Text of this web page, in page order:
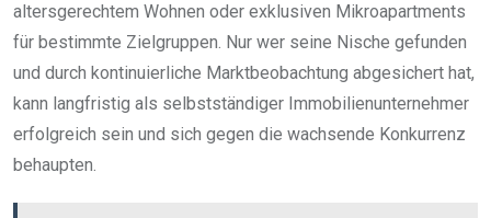
altersgerechtem Wohnen oder exklusiven Mikroapartments
für bestimmte Zielgruppen. Nur wer seine Nische gefunden
und durch kontinuierliche Marktbeobachtung abgesichert hat,
kann langfristig als selbstständiger Immobilienunternehmer
erfolgreich sein und sich gegen die wachsende Konkurrenz
behaupten.